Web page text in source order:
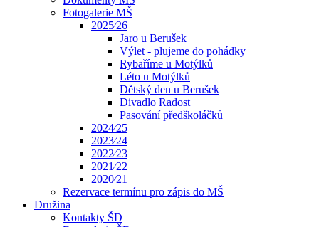
Fotogalerie MŠ
2025⁄26
Jaro u Berušek
Výlet - plujeme do pohádky
Rybaříme u Motýlků
Léto u Motýlků
Dětský den u Berušek
Divadlo Radost
Pasování předškoláčků
2024⁄25
2023⁄24
2022⁄23
2021⁄22
2020⁄21
Rezervace termínu pro zápis do MŠ
Družina
Kontakty ŠD